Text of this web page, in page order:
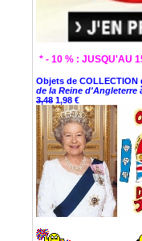
* - 10 % : JUSQU'AU
Objets de COLLECTION
de la Reine d'Angleterre
3,48 1,98 €